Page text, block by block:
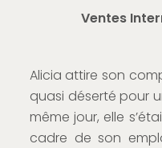
Ventes
Alicia attire son
quasi déserté pour
même jour, elle
cadre de son